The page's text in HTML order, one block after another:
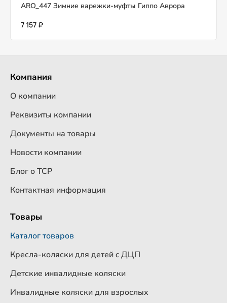
ARO_447 Зимние варежки-муфты Гиппо Аврора
7 157 ₽
Компания
О компании
Реквизиты компании
Документы на товары
Новости компании
Блог о ТСР
Контактная информация
Товары
Каталог товаров
Кресла-коляски для детей c ДЦП
Детские инвалидные коляски
Инвалидные коляски для взрослых